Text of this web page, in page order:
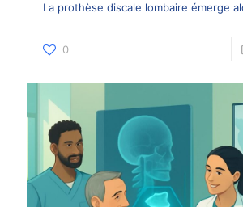
La prothèse discale lombaire émerge
0